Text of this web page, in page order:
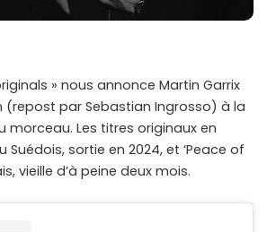
» nous annonce Martin Garrix
par Sebastian Ingrosso) à la
morceau. Les titres originaux en
Suédois, sortie en 2024, et ‘Peace of
vieille d’à peine deux mois.